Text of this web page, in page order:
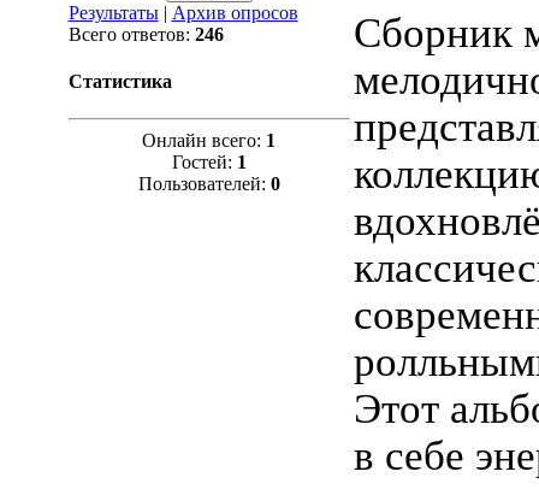
Результаты| Архив опросов
Всего ответов: 246
Статистика
Онлайн всего: 1
Гостей: 1
Пользователей: 0
Сборник
Этот
в себе